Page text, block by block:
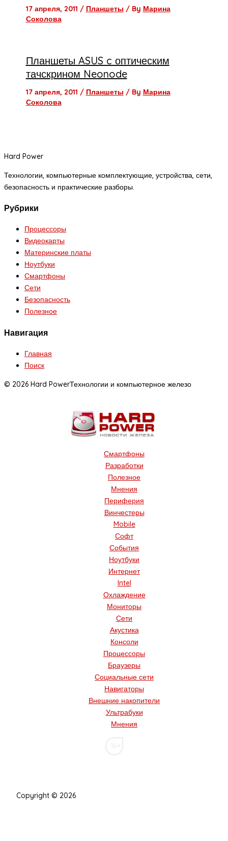
17 апреля, 2011 / Планшеты / By Марина
Соколова
Планшеты ASUS c оптическим
тачскрином Neonode
17 апреля, 2011 / Планшеты / By Марина
Соколова
Hard Power
Технологии, компьютерные комплектующие, устройства, сети,
безопасность и практические разборы.
Рубрики
Процессоры
Видеокарты
Материнские платы
Ноутбуки
Смартфоны
Сети
Безопасность
Полезное
Навигация
Главная
Поиск
© 2026 Hard PowerТехнологии и компьютерное железо
Смартфоны
Разработки
Полезное
Мнения
Периферия
Винчестеры
Mobile
Софт
События
Ноутбуки
Интернет
Intel
Охлаждение
Мониторы
Сети
Акустика
Консоли
Процессоры
Браузеры
Социальные сети
Навигаторы
Внешние накопители
Ультрабуки
Мнения
Copyright © 2026